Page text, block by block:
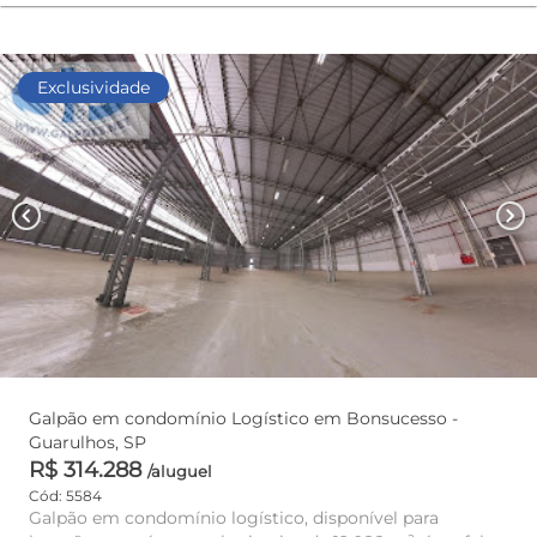
Exclusividade
chevron_left chevron_right
Galpão em condomínio Logístico em Bonsucesso -
Guarulhos, SP
R$ 314.288 /aluguel
Cód: 5584
Galpão em condomínio logístico, disponível para